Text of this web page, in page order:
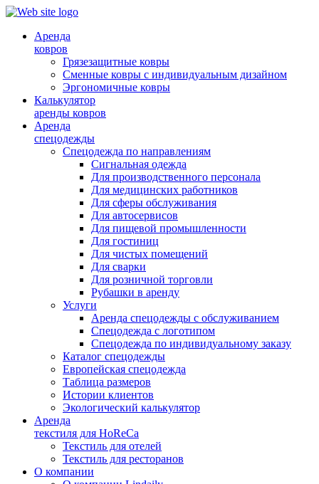
Аренда
ковров
Грязезащитные ковры
Сменные ковры с индивидуальным дизайном
Эргономичные ковры
Калькулятор
аренды ковров
Аренда
спецодежды
Спецодежда по направлениям
Сигнальная одежда
Для производственного персонала
Для медицинских работников
Для сферы обслуживания
Для автосервисов
Для пищевой промышленности
Для гостиниц
Для чистых помещений
Для сварки
Для розничной торговли
Рубашки в аренду
Услуги
Аренда спецодежды с обслуживанием
Спецодежда с логотипом
Спецодежда по индивидуальному заказу
Каталог спецодежды
Европейская спецодежда
Таблица размеров
Истории клиентов
Экологический калькулятор
Аренда
текстиля для HoReCa
Текстиль для отелей
Текстиль для ресторанов
О компании